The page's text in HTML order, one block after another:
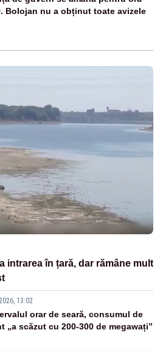
Bolojan nu a obținut toate avizele
intrarea în țară, dar rămâne mult
13:02
orar de seară, consumul de
„a scăzut cu 200-300 de megawați”